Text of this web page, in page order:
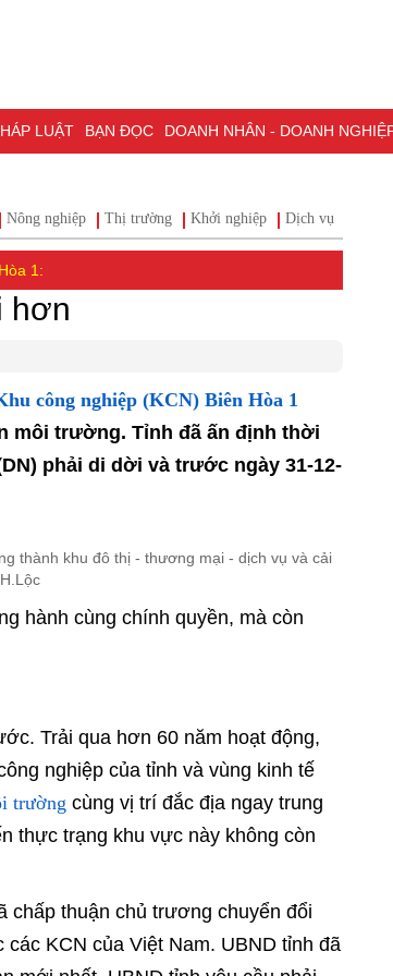
LUẬT BẠN ĐỌC DOANH NHÂN - DOANH NGHIỆP
QUYẾT 57
ĐẠI BIỂU TOÀN QUỐC LẦN THỨ XIV CỦA ĐẢNG
Nông nghiệp Thị trường Khởi nghiệp Dịch vụ
1:
hơn
công nghiệp (KCN) Biên Hòa 1
môi trường. Tỉnh đã ấn định thời
phải di dời và trước ngày 31-12-
thành khu đô thị - thương mại - dịch vụ và cải
hành cùng chính quyền, mà còn
Trải qua hơn 60 năm hoạt động,
nghiệp của tỉnh và vùng kinh tế
trườngcùng vị trí đắc địa ngay trung
thực trạng khu vực này không còn
chấp thuận chủ trương chuyển đổi
KCN của Việt Nam. UBND tỉnh đã